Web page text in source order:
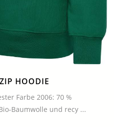
HOODIE
Farbe 2006: 70 %
Baumwolle und recy ...